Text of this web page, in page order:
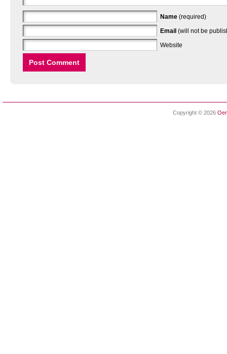
Name (required)
Email (will not be
Website
Copyright © 2026